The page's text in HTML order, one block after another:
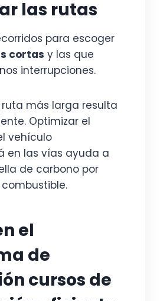
las rutas
para escoger
cortas y las que
interrupciones.
ruta más larga resulta
Optimizar el
vehículo
en las vías ayuda a
de carbono por
el
de
cursos de